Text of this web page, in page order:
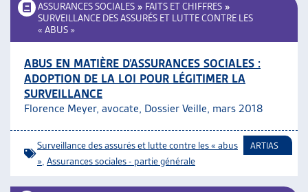
ASSURANCES SOCIALES » FAITS ET CHIFFRES »
SURVEILLANCE DES ASSURÉS ET LUTTE CONTRE LES
« ABUS »
ABUS EN MATIÈRE D’ASSURANCES SOCIALES :
ADOPTION DE LA LOI POUR LÉGITIMER LA
SURVEILLANCE
Florence Meyer, avocate, Dossier Veille, mars 2018
Surveillance des assurés et lutte contre les « abus
» Assurances sociales - partie générale
ARTIAS